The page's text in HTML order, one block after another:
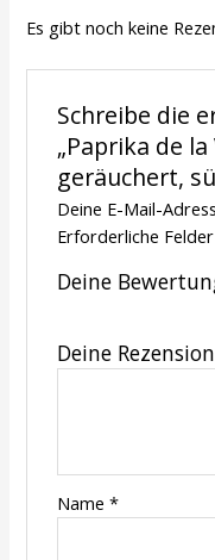
Es gibt noch keine
Schreibe die
„Paprika de
geräuchert,
Deine E-Mail-
Erforderliche
Deine
Deine Rezension
Name *